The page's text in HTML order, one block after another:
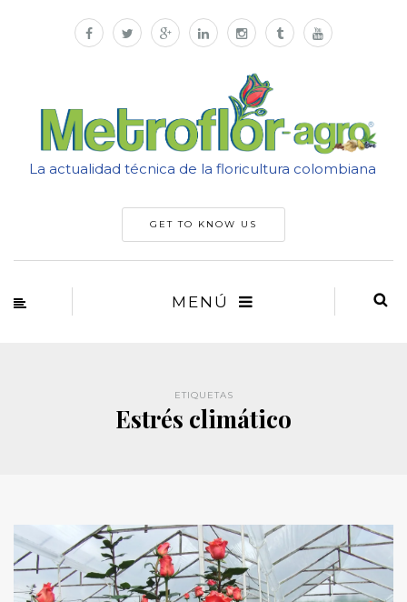
La actualidad técnica de la floricultura colombiana
GET TO KNOW US
MENÚ
ETIQUETAS
Estrés climático